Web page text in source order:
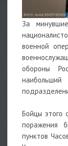
За
военной
обороны
Бойцы этого
поражения
пунктов